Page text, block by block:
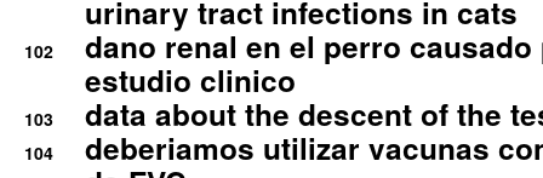
urinary tract infections in cats
102
dano renal en el perro
estudio clinico
103 data about the descent of the
104
deberiamos utilizar vacunas